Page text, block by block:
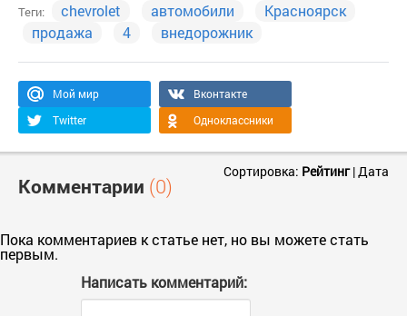
Теги: chevrolet автомобили
Красноярск
продажа
4 внедорожник
Мой мир
Вконтакте
Twitter
Одноклассники
Комментарии (0)
Сортировка: Рейтинг|Дата
Пока комментариев к статье нет, но вы можете стать
первым.
Написать комментарий: